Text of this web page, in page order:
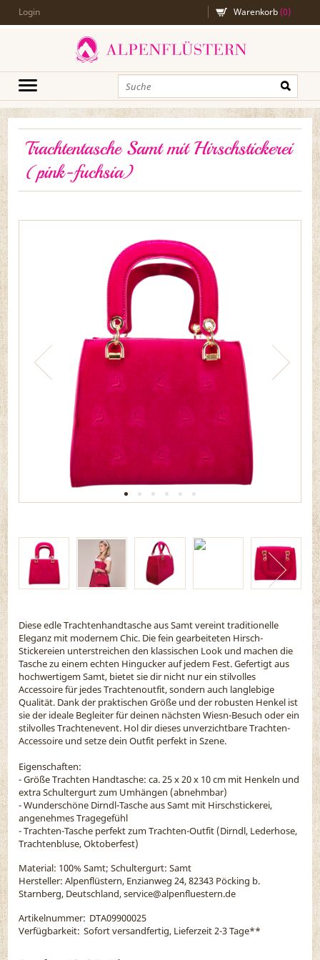
Login Warenkorb(0)
Trachtentasche Samt mit Hirschstickerei
(pink-fuchsia)
Diese edle Trachtenhandtasche aus Samt vereint traditionelle
Eleganz mit modernem Chic. Die fein gearbeiteten Hirsch-
Stickereien unterstreichen den klassischen Look und machen die
Tasche zu einem echten Hingucker auf jedem Fest. Gefertigt aus
hochwertigem Samt, bietet sie dir nicht nur ein stilvolles
Accessoire für jedes Trachtenoutfit, sondern auch langlebige
Qualität. Dank der praktischen Größe und der robusten Henkel ist
sie der ideale Begleiter für deinen nächsten Wiesn-Besuch oder ein
stilvolles Trachtenevent. Hol dir dieses unverzichtbare Trachten-
Accessoire und setze dein Outfit perfekt in Szene.
Eigenschaften:
- Größe Trachten Handtasche: ca. 25 x 20 x 10 cm mit Henkeln und
extra Schultergurt zum Umhängen (abnehmbar)
- Wunderschöne Dirndl-Tasche aus Samt mit Hirschstickerei,
angenehmes Tragegefühl
- Trachten-Tasche perfekt zum Trachten-Outfit (Dirndl, Lederhose,
Trachtenbluse, Oktoberfest)
Material: 100% Samt; Schultergurt: Samt
Hersteller: Alpenflüstern, Enzianweg 24, 82343 Pöcking b.
Starnberg, Deutschland, service@alpenfluestern.de
Artikelnummer: DTA09900025
Verfügbarkeit: Sofort versandfertig, Lieferzeit 2-3 Tage**